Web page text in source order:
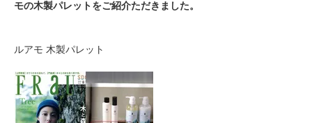
モの木製パレットをご紹介ただきました。
ルアモ 木製パレット